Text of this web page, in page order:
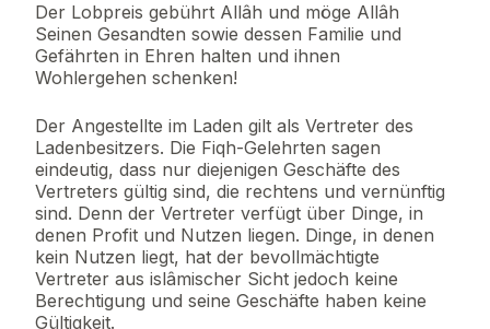
Der Lobpreis gebührt Allâh und möge Allâh
Seinen Gesandten sowie dessen Familie und
Gefährten in Ehren halten und ihnen
Wohlergehen schenken!
Der Angestellte im Laden gilt als Vertreter des
Ladenbesitzers. Die Fiqh-Gelehrten sagen
eindeutig, dass nur diejenigen Geschäfte des
Vertreters gültig sind, die rechtens und vernünftig
sind. Denn der Vertreter verfügt über Dinge, in
denen Profit und Nutzen liegen. Dinge, in denen
kein Nutzen liegt, hat der bevollmächtigte
Vertreter aus islâmischer Sicht jedoch keine
Berechtigung und seine Geschäfte haben keine
Gültigkeit.